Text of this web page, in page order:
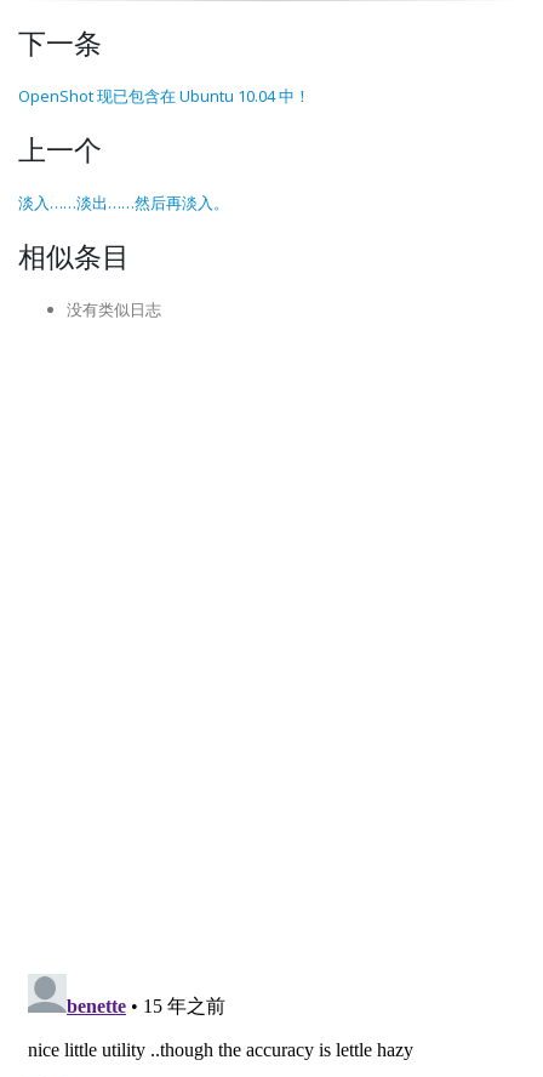
下一条
OpenShot 现已包含在 Ubuntu 10.04 中！
上一个
淡入……淡出……然后再淡入。
相似条目
没有类似日志